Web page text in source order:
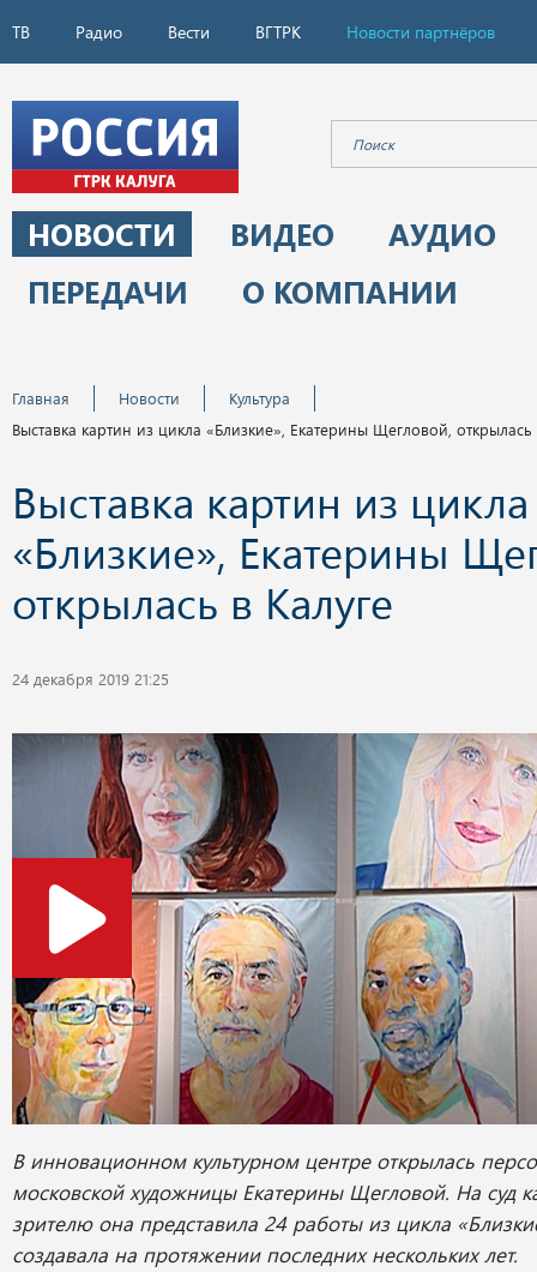
ТВ Радио Вести ВГТРК Новости партнёров
НОВОСТИ ВИДЕО
АУДИО
ПЕРЕДАЧИ
О КОМПАНИИ
Главная Новости
Культура
Выставка картин из цикла «Близкие», Екатерины Щегловой, открылась
Выставка картин из цикла
«Близкие», Екатерины
открылась в Калуге
24 декабря 2019 21:25
В инновационном культурном центре открылась
московской художницы Екатерины Щегловой. На суд
зрителю она представила 24 работы из цикла
создавала на протяжении последних нескольких лет.